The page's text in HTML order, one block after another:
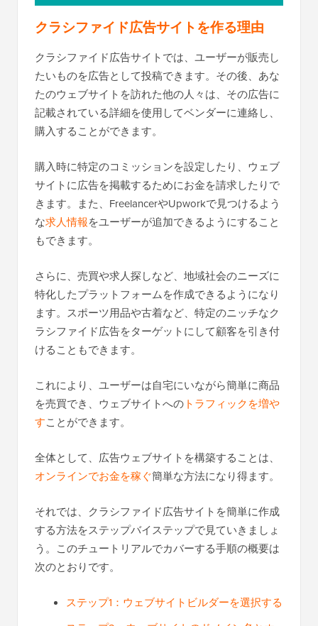
クラシファイド広告サイトを作る理由
クラシファイド広告サイトでは、ユーザーが販売し
たいものを広告として投稿できます。その後、あな
たのウェブサイトを訪れた他の人々は、その広告に
記載されている詳細を使用してベンダーに連絡し、
購入することができます。
購入時に特定のコミッションを設定したり、ウェブ
サイトに広告を掲載するためにお金を請求したりで
きます。また、FreelancerやUpworkで見つけるよう
な求人情報をユーザーが追加できるようにすること
もできます。
さらに、売買や求人探しなど、地域社会のニーズに
特化したプラットフォームを作成できるようになり
ます。スポーツ用品や古着など、特定のニッチなク
ラシファイド広告をターゲットにして顧客を引き付
けることもできます。
これにより、ユーザーは自宅にいながら簡単に商品
を売買でき、ウェブサイトへの トラフィックを増や
すことができます。
全体として、広告ウェブサイトを構築することは、
オンラインでお金を稼ぐ簡単な方法になり得ます。
それでは、クラシファイド広告サイトを簡単に作成
する方法をステップバイステップで見ていきましょ
う。このチュートリアルでカバーする手順の概要は
次のとおりです。
ステップ1：ウェブサイトビルダーを選択する